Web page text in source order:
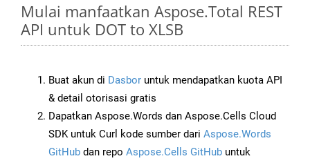
Mulai manfaatkan Aspose.Total REST
API untuk DOT to XLSB
Buat akun di Dasbor untuk mendapatkan kuota API
& detail otorisasi gratis
Dapatkan Aspose.Words dan Aspose.Cells Cloud
SDK untuk Curl kode sumber dari Aspose.Words
GitHub dan repo Aspose.Cells GitHub untuk